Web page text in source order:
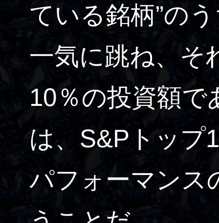
ている銘柄”の
一気に跳ね、そ
10％の投資額で
は、S&Pトップ
パフォーマンス